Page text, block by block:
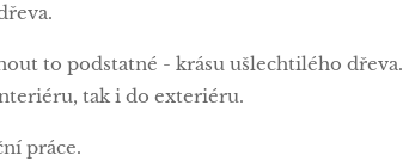
to podstatné - krásu ušlechtilého dřeva.
tak i do exteriéru.
práce.